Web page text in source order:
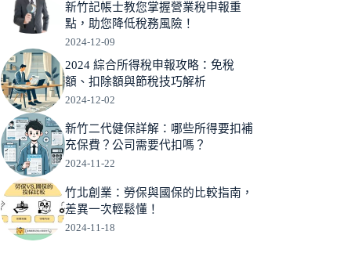
新竹記帳士教您掌握營業稅申報重
點，助您降低稅務風險！
2024-12-09
2024 綜合所得稅申報攻略：免稅
額、扣除額與節稅技巧解析
2024-12-02
新竹二代健保詳解：哪些所得要扣補
充保費？公司需要代扣嗎？
2024-11-22
竹北創業：勞保與國保的比較指南，
差異一次輕鬆懂！
2024-11-18